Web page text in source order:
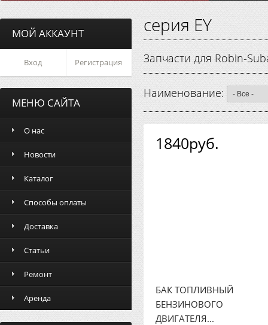
МОЙ АККАУНТ
Вход Регистрация
МЕНЮ САЙТА
О нас
Новости
Каталог
Способы оплаты
Доставка
Статьи
Ремонт
Аренда
серия EY
Запчасти для Robin-
Наименование:
1840руб.
БАК ТОПЛИВНЫЙ
БЕНЗИНОВОГО
ДВИГАТЕЛЯ...